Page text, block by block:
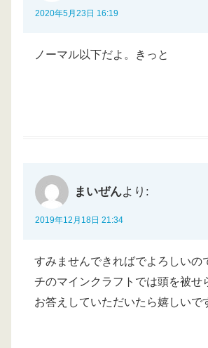
2020年5月23日 16:19
ノーマル以下だよ。きっと
まいぜんより:
2019年12月18日 21:34
すみませんできればでよろしいの
チのマインクラフトでは頭を被せ
お答えしていただいたら嬉しいで